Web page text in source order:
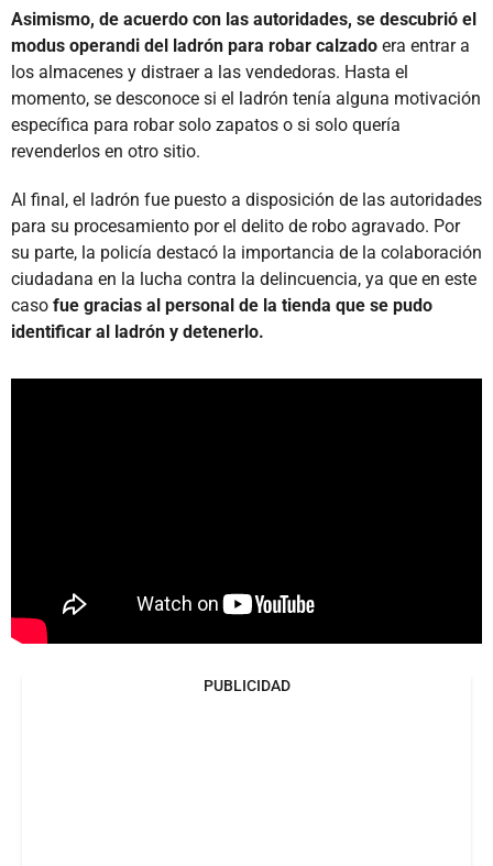
Asimismo, de acuerdo con las autoridades, se descubrió el
modus operandi del ladrón para robar calzado era entrar a
los almacenes y distraer a las vendedoras. Hasta el
momento, se desconoce si el ladrón tenía alguna motivación
específica para robar solo zapatos o si solo quería
revenderlos en otro sitio.
Al final, el ladrón fue puesto a disposición de las autoridades
para su procesamiento por el delito de robo agravado. Por
su parte, la policía destacó la importancia de la colaboración
ciudadana en la lucha contra la delincuencia, ya que en este
caso fue gracias al personal de la tienda que se pudo
identificar al ladrón y detenerlo.
PUBLICIDAD